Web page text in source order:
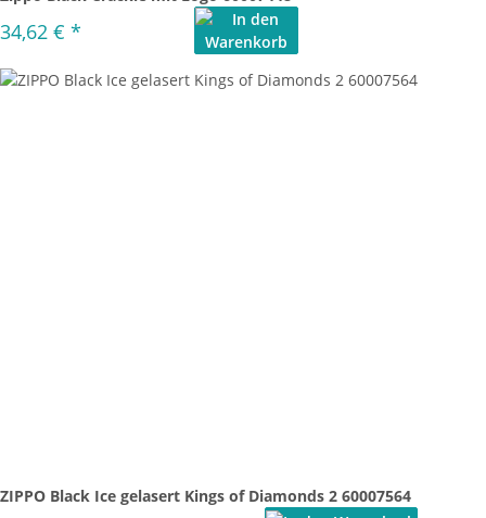
34,62 € *
ZIPPO Black Ice gelasert Kings of Diamonds 2 60007564